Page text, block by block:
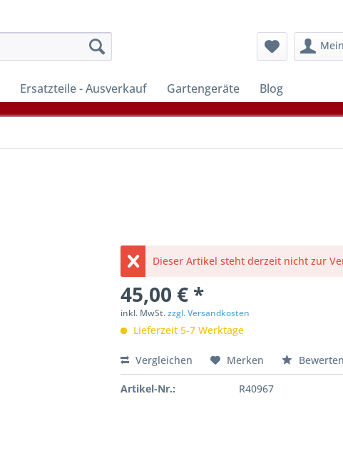
Ersatzteile - Ausverkauf Gartengeräte Blog
Dieser Artikel steht derzeit nicht zur
45,00 € *
inkl. MwSt.zzgl. Versandkosten
Lieferzeit 5-7 Werktage
Vergleichen Merken Bewerten
Artikel-Nr.: R40967